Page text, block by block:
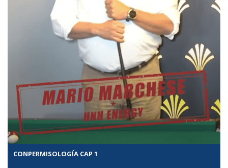
CONPERMISOLOGÍA CAP 1